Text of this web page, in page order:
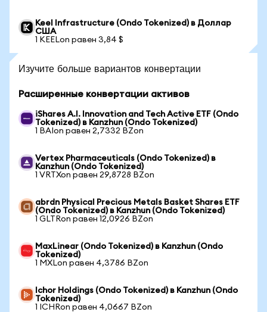
Keel Infrastructure (Ondo Tokenized) в Доллар
США
1 KEELon равен 3,84 $
Изучите больше вариантов конвертации
Расширенные конвертации активов
iShares A.I. Innovation and Tech Active ETF (Ondo
Tokenized) в Kanzhun (Ondo Tokenized)
1 BAIon равен 2,7332 BZon
Vertex Pharmaceuticals (Ondo Tokenized) в
Kanzhun (Ondo Tokenized)
1 VRTXon равен 29,8728 BZon
abrdn Physical Precious Metals Basket Shares ETF
(Ondo Tokenized) в Kanzhun (Ondo Tokenized)
1 GLTRon равен 12,0926 BZon
MaxLinear (Ondo Tokenized) в Kanzhun (Ondo
Tokenized)
1 MXLon равен 4,3786 BZon
Ichor Holdings (Ondo Tokenized) в Kanzhun (Ondo
Tokenized)
1 ICHRon равен 4,0667 BZon